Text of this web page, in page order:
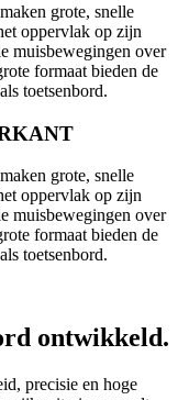
grote, snelle
oppervlak op zijn
muisbewegingen over
formaat bieden de
toetsenbord.
grote, snelle
oppervlak op zijn
muisbewegingen over
formaat bieden de
toetsenbord.
ontwikkeld.
precisie en hoge